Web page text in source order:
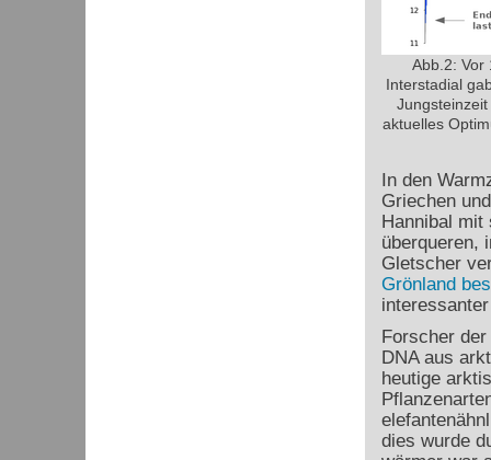
Abb.2: Vor
Interstadial
aktuelles
In den
Griechen
Hannibal mit
überqueren,
Gletscher
Grönland
Forscher
DNA aus
heutige
dies wurde